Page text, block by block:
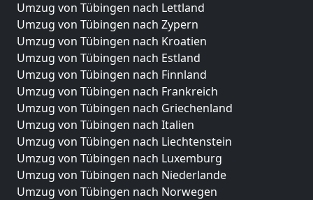
Umzug von Tübingen nach Lettland
Umzug von Tübingen nach Zypern
Umzug von Tübingen nach Kroatien
Umzug von Tübingen nach Estland
Umzug von Tübingen nach Finnland
Umzug von Tübingen nach Frankreich
Umzug von Tübingen nach Griechenland
Umzug von Tübingen nach Italien
Umzug von Tübingen nach Liechtenstein
Umzug von Tübingen nach Luxemburg
Umzug von Tübingen nach Niederlande
Umzug von Tübingen nach Norwegen